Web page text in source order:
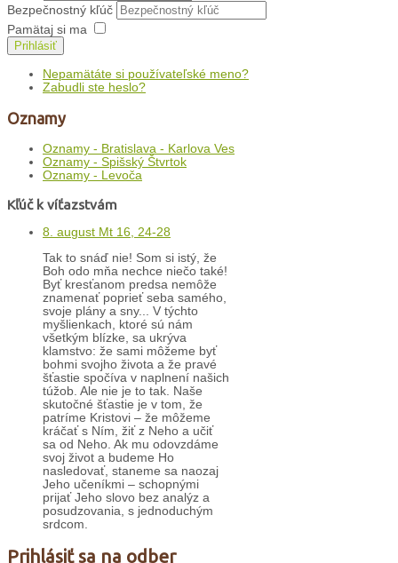
Bezpečnostný kľúč
Pamätaj si ma
Prihlásiť
Nepamätáte si používateľské meno?
Zabudli ste heslo?
Oznamy
Oznamy - Bratislava - Karlova Ves
Oznamy - Spišský Štvrtok
Oznamy - Levoča
Kľúč k víťazstvám
8. august Mt 16, 24-28
Tak to snáď nie! Som si istý, že
Boh odo mňa nechce niečo také!
Byť kresťanom predsa nemôže
znamenať poprieť seba samého,
svoje plány a sny... V týchto
myšlienkach, ktoré sú nám
všetkým blízke, sa ukrýva
klamstvo: že sami môžeme byť
bohmi svojho života a že pravé
šťastie spočíva v naplnení našich
túžob. Ale nie je to tak. Naše
skutočné šťastie je v tom, že
patríme Kristovi – že môžeme
kráčať s Ním, žiť z Neho a učiť
sa od Neho. Ak mu odovzdáme
svoj život a budeme Ho
nasledovať, staneme sa naozaj
Jeho učeníkmi – schopnými
prijať Jeho slovo bez analýz a
posudzovania, s jednoduchým
srdcom.
Prihlásiť sa na odber